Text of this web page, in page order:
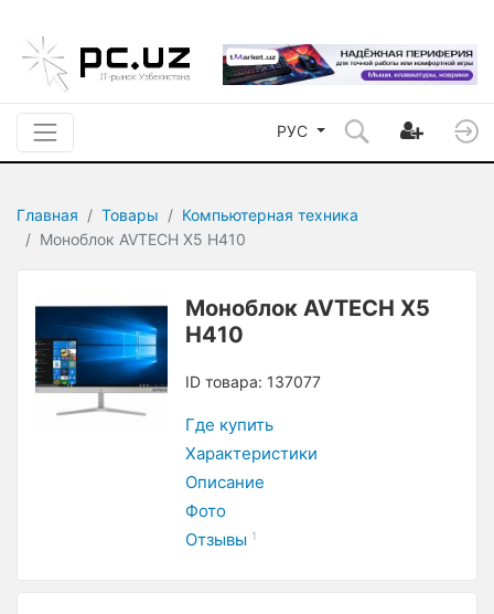
РУС
Главная Товары
Компьютерная техника
Моноблок AVTECH X5 H410
Моноблок AVTECH X5
H410
ID товара: 137077
Где купить
Характеристики
Описание
Фото
Отзывы 1